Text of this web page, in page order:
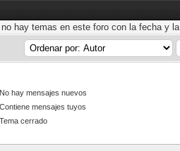
hay temas en este foro con la fecha y
No hay mensajes nuevos
Contiene mensajes tuyos
Tema cerrado